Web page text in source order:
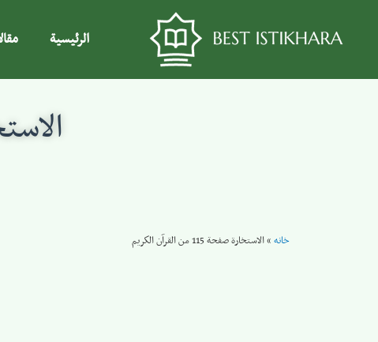
الرئيسية
خانه»الاستخارة صفحة 115 من القرآن الكريم